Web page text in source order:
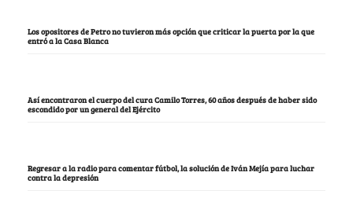
Los opositores de Petro no tuvieron más opción que criticar la puerta por la que
entró a la Casa Blanca
Así encontraron el cuerpo del cura Camilo Torres, 60 años después de haber sido
escondido por un general del Ejército
Regresar a la radio para comentar fútbol, la solución de Iván Mejía para luchar
contra la depresión